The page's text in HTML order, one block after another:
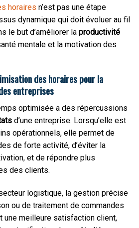
horaires n’est pas une étape
dynamique qui doit évoluer au fil
le but d’améliorer la productivité
mentale et la motivation des
des horaires pour la
entreprises
optimisée a des répercussions
d’une entreprise. Lorsqu’elle est
opérationnels, elle permet de
de forte activité, d’éviter la
et de répondre plus
des clients.
logistique, la gestion précise
ou de traitement de commandes
une meilleure satisfaction client,